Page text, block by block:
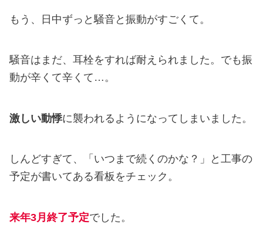
もう、日中ずっと騒音と振動がすごくて。
騒音はまだ、耳栓をすれば耐えられました。でも振
動が辛くて辛くて…。
激しい動悸に襲われるようになってしまいました。
しんどすぎて、「いつまで続くのかな？」と工事の
予定が書いてある看板をチェック。
来年3月終了予定でした。